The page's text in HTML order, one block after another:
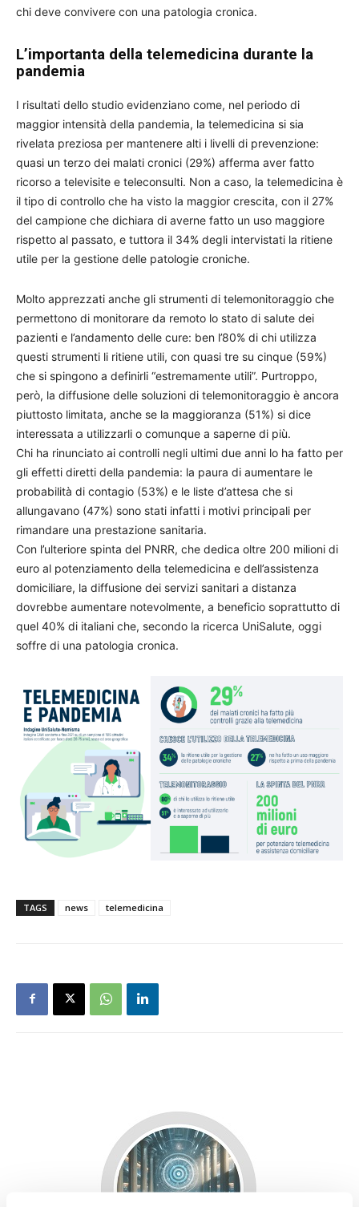
chi deve convivere con una patologia cronica.
L’importanta della telemedicina durante la
pandemia
I risultati dello studio evidenziano come, nel periodo di
maggior intensità della pandemia, la telemedicina si sia
rivelata preziosa per mantenere alti i livelli di prevenzione:
quasi un terzo dei malati cronici (29%) afferma aver fatto
ricorso a televisite e teleconsulti. Non a caso, la telemedicina è
il tipo di controllo che ha visto la maggior crescita, con il 27%
del campione che dichiara di averne fatto un uso maggiore
rispetto al passato, e tuttora il 34% degli intervistati la ritiene
utile per la gestione delle patologie croniche.
Molto apprezzati anche gli strumenti di telemonitoraggio che
permettono di monitorare da remoto lo stato di salute dei
pazienti e l’andamento delle cure: ben l’80% di chi utilizza
questi strumenti li ritiene utili, con quasi tre su cinque (59%)
che si spingono a definirli “estremamente utili”. Purtroppo,
però, la diffusione delle soluzioni di telemonitoraggio è ancora
piuttosto limitata, anche se la maggioranza (51%) si dice
interessata a utilizzarli o comunque a saperne di più.
Chi ha rinunciato ai controlli negli ultimi due anni lo ha fatto per
gli effetti diretti della pandemia: la paura di aumentare le
probabilità di contagio (53%) e le liste d’attesa che si
allungavano (47%) sono stati infatti i motivi principali per
rimandare una prestazione sanitaria.
Con l’ulteriore spinta del PNRR, che dedica oltre 200 milioni di
euro al potenziamento della telemedicina e dell’assistenza
domiciliare, la diffusione dei servizi sanitari a distanza
dovrebbe aumentare notevolmente, a beneficio soprattutto di
quel 40% di italiani che, secondo la ricerca UniSalute, oggi
soffre di una patologia cronica.
TAGS news telemedicina